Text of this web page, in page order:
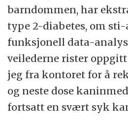
barndommen, har
type 2-diabetes, om sti-
funksjonell data-
veilederne rister
jeg fra kontoret for å
og neste dose
fortsatt en svært syk